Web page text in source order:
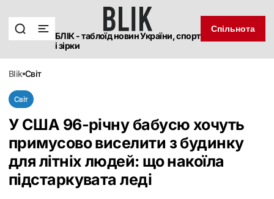
БЛІК - таблоїд новин України, спорт
і зірки
Спільнота
blik світ
Світ
У США 96-річну бабусю хочуть
примусово виселити з будинку
для літніх людей: що накоїла
підстаркувата леді